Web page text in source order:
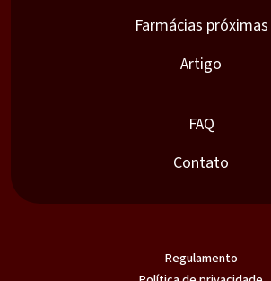
Farmácias próximas
Artigo
FAQ
Contato
Regulamento